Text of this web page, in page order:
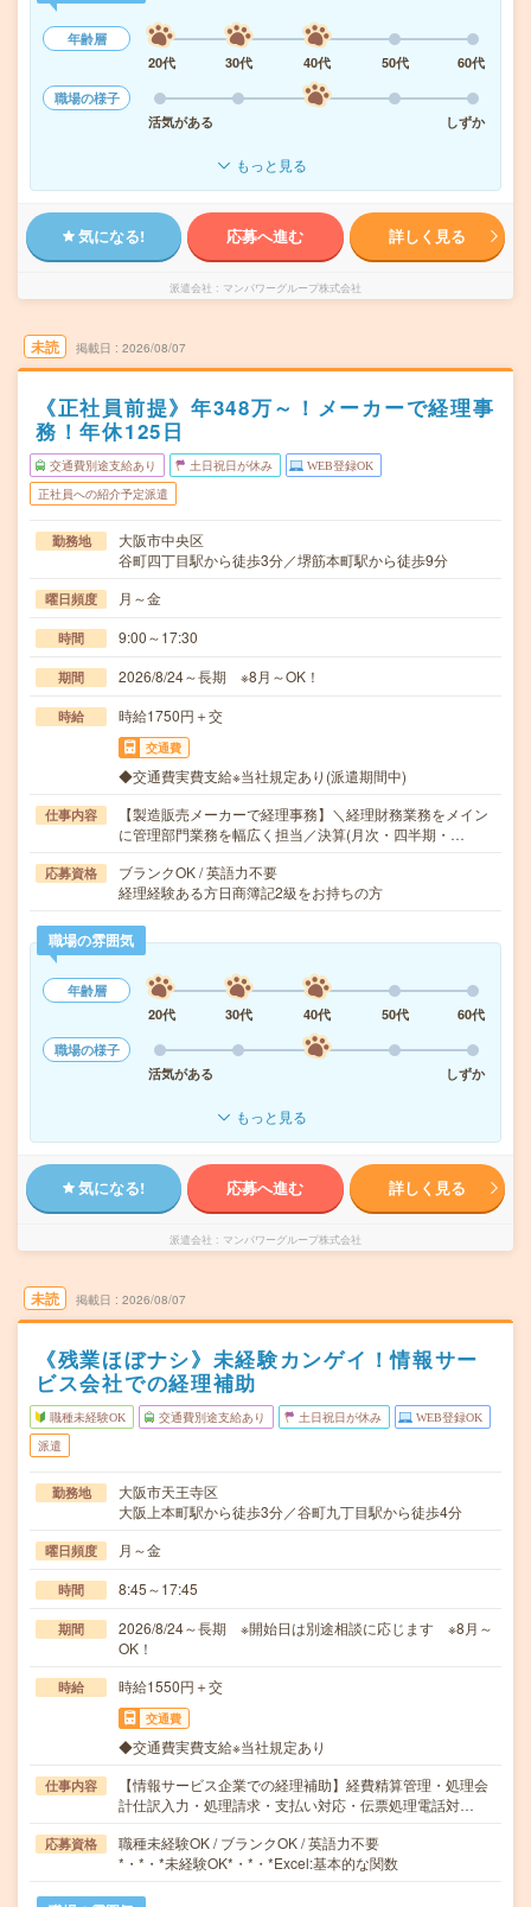
年齢層
20代
30代 40代 50代
60代
職場の様子
活気がある
しずか
もっと見る
気になる! 応募へ進む 詳しく見る
派遣会社 マンパワーグループ株式会社
未読 掲載日 2026/08/07
《正社員前提》年348万～！メーカーで経理事
務！年休125日
交通費別途支給あり 土日祝日が休み WEB登録OK
正社員への紹介予定派遣
勤務地
大阪市中央区
谷町四丁目駅から徒歩3分／堺筋本町駅から徒歩9分
曜日頻度 月～金
時間 9:00～17:30
期間 2026/8/24～長期 ※8月～OK！
時給 時給1750円＋交
交通費
◆交通費実費支給※当社規定あり(派遣期間中)
仕事内容
【製造販売メーカーで経理事務】＼経理財務業務をメイン
に管理部門業務を幅広く担当／決算(月次・四半期・…
応募資格
ブランクOK / 英語力不要
経理経験ある方日商簿記2級をお持ちの方
職場の雰囲気
年齢層
20代
30代 40代 50代
60代
職場の様子
活気がある
しずか
もっと見る
気になる! 応募へ進む 詳しく見る
派遣会社 マンパワーグループ株式会社
未読 掲載日 2026/08/07
《残業ほぼナシ》未経験カンゲイ！情報サー
ビス会社での経理補助
職種未経験OK 交通費別途支給あり 土日祝日が休み WEB登録OK
派遣
勤務地
大阪市天王寺区
大阪上本町駅から徒歩3分／谷町九丁目駅から徒歩4分
曜日頻度 月～金
時間 8:45～17:45
期間
2026/8/24～長期 ※開始日は別途相談に応じます ※8月～
OK！
時給 時給1550円＋交
交通費
◆交通費実費支給※当社規定あり
仕事内容
【情報サービス企業での経理補助】経費精算管理・処理会
計仕訳入力・処理請求・支払い対応・伝票処理電話対…
応募資格
職種未経験OK / ブランクOK / 英語力不要
*・*・*未経験OK*・*・*Excel:基本的な関数